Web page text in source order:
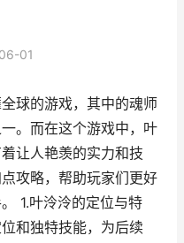
01
球的游戏，其中的魂师
。而在这个游戏中，叶
让人艳羡的实力和技
攻略，帮助玩家们更好
1.叶泠泠的定位与特
和独特技能，为后续